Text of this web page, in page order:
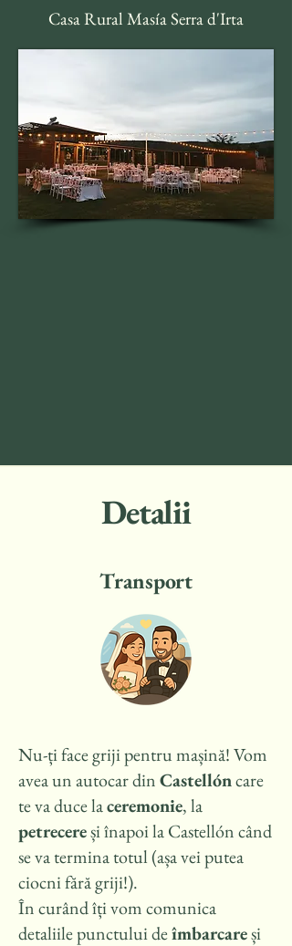
Casa Rural Masía Serra d'Irta
Detalii
Transport
Nu-ți face griji pentru mașină! Vom
avea un autocar dinCastellóncare
te va duce laceremonie, la
petrecereși înapoi la Castellón când
se va termina totul (așa vei putea
ciocni fără griji!).
În curând îți vom comunica
detaliile punctului deîmbarcareși